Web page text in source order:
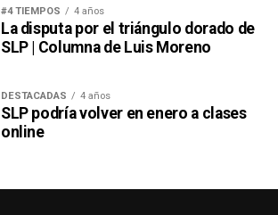
#4 TIEMPOS 4 años
La disputa por el triángulo dorado de
SLP | Columna de Luis Moreno
DESTACADAS 4 años
SLP podría volver en enero a clases
online